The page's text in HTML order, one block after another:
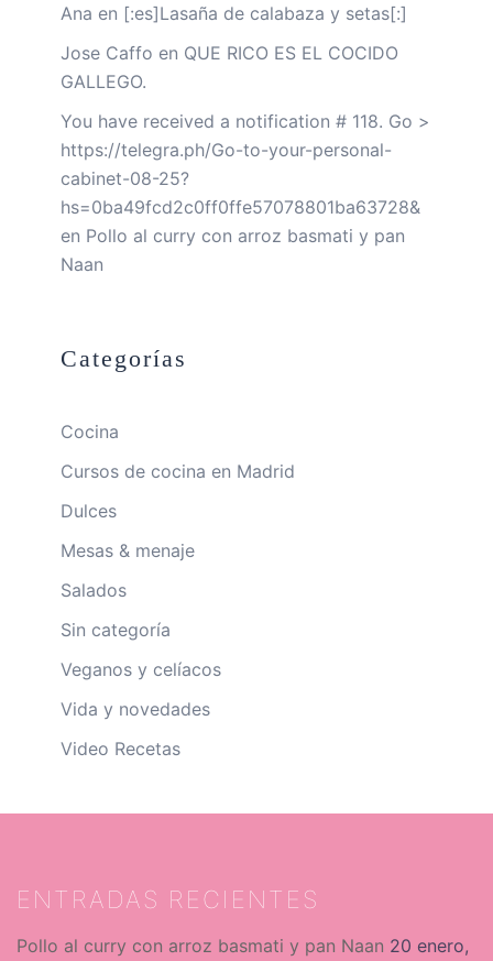
Ana en [:es]Lasaña de calabaza y setas[:]
Jose Caffo en QUE RICO ES EL COCIDO
GALLEGO.
You have received a notification # 118. Go >
https://telegra.ph/Go-to-your-personal-
cabinet-08-25?
hs=0ba49fcd2c0ff0ffe57078801ba63728&
en Pollo al curry con arroz basmati y pan
Naan
Categorías
Cocina
Cursos de cocina en Madrid
Dulces
Mesas & menaje
Salados
Sin categoría
Veganos y celíacos
Vida y novedades
Video Recetas
ENTRADAS RECIENTES
Pollo al curry con arroz basmati y pan Naan 20 enero,